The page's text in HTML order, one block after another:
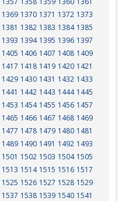
1369 1370 1371 1372 1373
1381 1382 1383 1384 1385
1393 1394 1395 1396 1397
1405 1406 1407 1408 1409
1417 1418 1419 1420 1421
1429 1430 1431 1432 1433
1441 1442 1443 1444 1445
1453 1454 1455 1456 1457
1465 1466 1467 1468 1469
1477 1478 1479 1480 1481
1489 1490 1491 1492 1493
1501 1502 1503 1504 1505
1513 1514 1515 1516 1517
1525 1526 1527 1528 1529
1537 1538 1539 1540 1541